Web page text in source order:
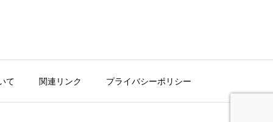
て 関連リンク プライバシーポリシー